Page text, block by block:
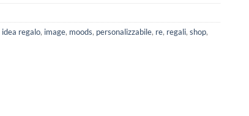
idea regalo, image, moods, personalizzabile, re, regali,shop,